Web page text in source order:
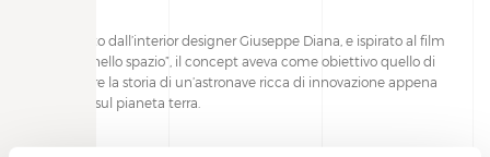
Progettato dall’interior designer Giuseppe Diana, e ispirato al film
“Odissea nello spazio”, il concept aveva come obiettivo quello di
raccontare la storia di un’astronave ricca di innovazione appena
atterrata sul pianeta terra.